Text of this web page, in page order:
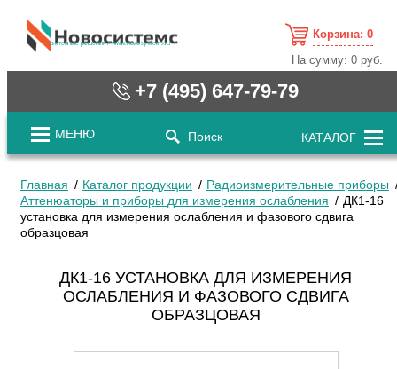
cистемные решения / www.novosystems.ru
Корзина: 0
На сумму:0 руб.
+7 (495) 647-79-79
МЕНЮ Поиск КАТАЛОГ
Главная Каталог продукции
Радиоизмерительные приборы
Аттенюаторы и приборы для измерения ослабления
ДК1-16
установка для измерения ослабления и фазового сдвига
образцовая
ДК1-16 УСТАНОВКА ДЛЯ ИЗМЕРЕНИЯ
ОСЛАБЛЕНИЯ И ФАЗОВОГО СДВИГА
ОБРАЗЦОВАЯ